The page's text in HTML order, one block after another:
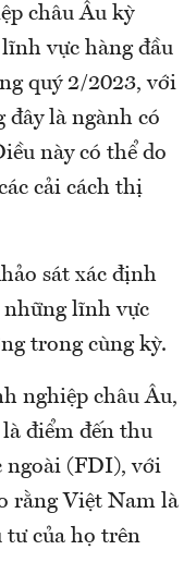
châu Âu kỳ
vực hàng đầu
quý 2/2023, với
đây là ngành có
này có thể do
cải cách thị
sát xác định
những lĩnh vực
trong cùng kỳ.
nghiệp châu Âu,
điểm đến thu
ngoài (FDI), với
rằng Việt Nam là
tư của họ trên